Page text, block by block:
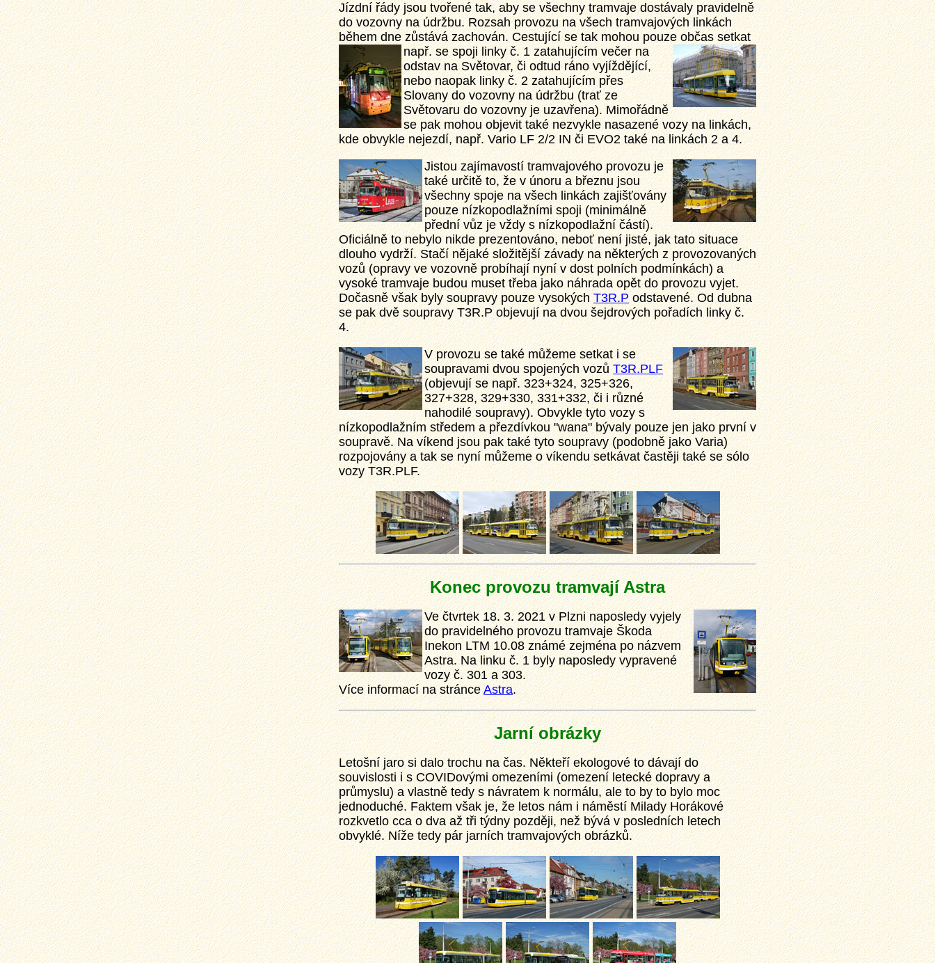
Jízdní řády jsou tvořené tak, aby se všechny tramvaje dostávaly pravidelně
do vozovny na údržbu. Rozsah provozu na všech tramvajových linkách
během dne zůstává zachován. Cestující se tak mohou pouze občassetkat
např. se spoji linky č. 1 zatahujícím večer na
odstav na Světovar, či odtud ráno vyjíždějící,
nebo naopak linky č. 2 zatahujícím přes
Slovany do vozovny na údržbu (trať ze
Světovaru do vozovny je uzavřena). Mimořádně
se pak mohou objevit také nezvykle nasazené vozy na linkách,
kde obvykle nejezdí, např. Vario LF 2/2 IN či EVO2 také na linkách 2 a 4.
Jistou zajímavostí tramvajového provozu je
také určitě to, že v únoru a březnu jsou
všechny spoje na všech linkách zajišťovány
pouze nízkopodlažními spoji (minimálně
přední vůz je vždy s nízkopodlažní částí).
Oficiálně to nebylo nikde prezentováno, neboť není jisté, jak tato situace
dlouho vydrží. Stačí nějaké složitější závady na některých z provozovaných
vozů (opravy ve vozovně probíhají nyní v dost polních podmínkách) a
vysoké tramvaje budou muset třeba jako náhrada opět do provozu vyjet.
Dočasně však byly soupravy pouze vysokýchT3R.Podstavené. Od dubna
se pak dvě soupravy T3R.P objevují na dvou šejdrových pořadích linky č.
4.
V provozu se také můžeme setkat i se
soupravami dvou spojených vozůT3R.PLF
(objevují se např. 323+324, 325+326,
327+328, 329+330, 331+332, či i různé
nahodilé soupravy). Obvykle tyto vozy s
nízkopodlažním středem a přezdívkou "wana" bývaly pouze jen jako první v
soupravě. Na víkend jsou pak také tyto soupravy (podobně jako Varia)
rozpojovány a tak se nyní můžeme o víkendu setkávat častěji také se sólo
vozy T3R.PLF.
Konec provozu tramvají Astra
Ve čtvrtek 18. 3. 2021 v Plzni naposledy vyjely
do pravidelného provozu tramvaje Škoda
Inekon LTM 10.08 známé zejména po názvem
Astra. Na linku č. 1 byly naposledy vypravené
vozy č. 301 a 303.
Více informací na stránceAstra.
Jarní obrázky
Letošní jaro si dalo trochu na čas. Někteří ekologové to dávají do
souvislosti i s COVIDovými omezeními (omezení letecké dopravy a
průmyslu) a vlastně tedy s návratem k normálu, ale to by to bylo moc
jednoduché. Faktem však je, že letos nám i náměstí Milady Horákové
rozkvetlo cca o dva až tři týdny později, než bývá v posledních letech
obvyklé. Níže tedy pár jarních tramvajových obrázků.